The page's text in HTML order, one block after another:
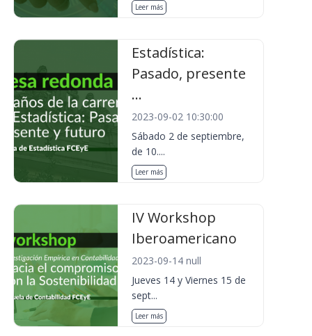
Leer más
Estadística:
Pasado, presente
...
2023-09-02 10:30:00
Sábado 2 de septiembre,
de 10....
Leer más
IV Workshop
Iberoamericano
2023-09-14 null
Jueves 14 y Viernes 15 de
sept...
Leer más